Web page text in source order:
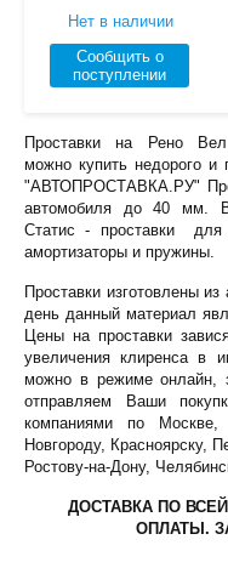
Нет в наличии
Сообщить о
поступлении
Проставки на Рено
можно купить недорого и
"АВТОПРОСТАВКА.РУ"
автомобиля до 40 мм.
Статис - проставки для
амортизаторы и пружины.
Проставки изготовлены
день данный материал
Цены на проставки
увеличения клиренса в
можно в режиме онлайн,
отправляем Ваши
компаниями по Москве,
Новгороду, Красноярску,
Ростову-на-Дону,
ДОСТАВКА ПО
ОПЛАТЫ.